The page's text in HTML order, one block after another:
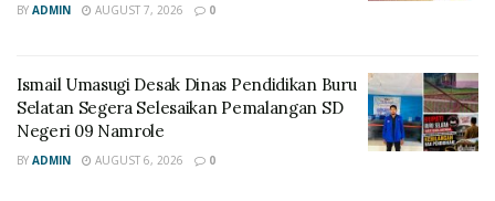
BY ADMIN AUGUST 7, 2026 0
Ismail Umasugi Desak Dinas Pendidikan Buru
Selatan Segera Selesaikan Pemalangan SD
Negeri 09 Namrole
BY ADMIN AUGUST 6, 2026 0